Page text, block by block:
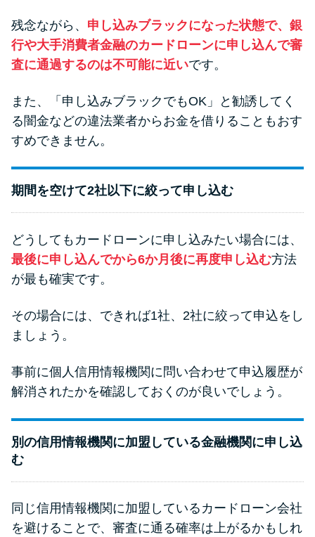
残念ながら、 申し込みブラックになった状態で、銀
行や大手消費者金融のカードローンに申し込んで審
査に通過するのは不可能に近いです。
また、「申し込みブラックでもOK」と勧誘してく
る闇金などの違法業者からお金を借りることもおす
すめできません。
期間を空けて2社以下に絞って申し込む
どうしてもカードローンに申し込みたい場合には、
最後に申し込んでから6か月後に再度申し込む方法
が最も確実です。
その場合には、できれば1社、2社に絞って申込をし
ましょう。
事前に個人信用情報機関に問い合わせて申込履歴が
解消されたかを確認しておくのが良いでしょう。
別の信用情報機関に加盟している金融機関に申し込
む
同じ信用情報機関に加盟しているカードローン会社
を避けることで、審査に通る確率は上がるかもしれ